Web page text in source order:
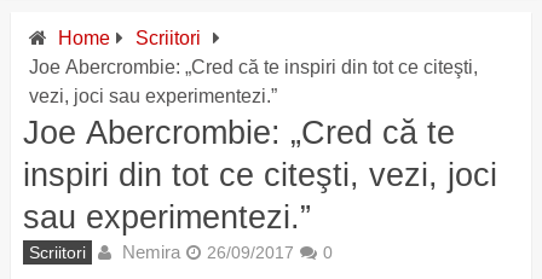
Home
Scriitori
Joe Abercrombie: „Cred că te inspiri din tot ce citeşti,
vezi, joci sau experimentezi.”
Joe Abercrombie: „Cred că te
inspiri din tot ce citeşti, vezi, joci
sau experimentezi.”
Scriitori Nemira 26/09/2017
0